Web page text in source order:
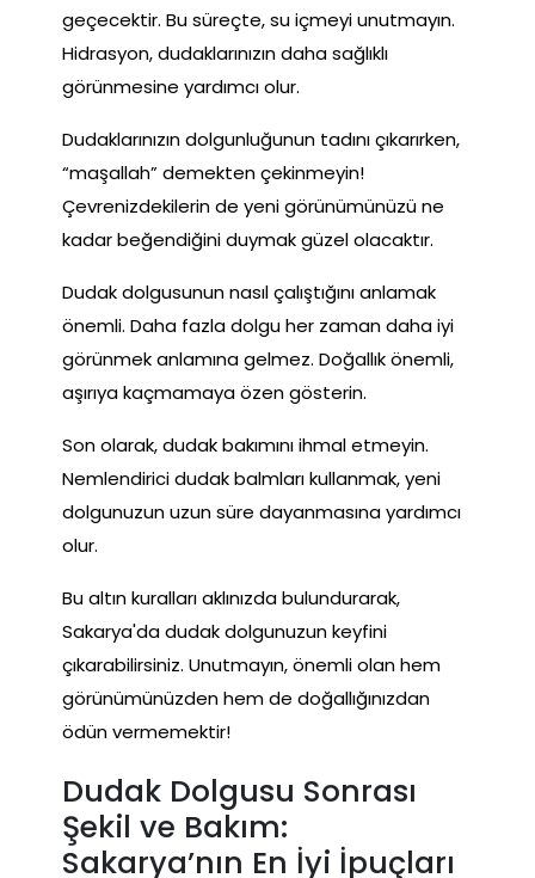
geçecektir. Bu süreçte, su içmeyi unutmayın.
Hidrasyon, dudaklarınızın daha sağlıklı
görünmesine yardımcı olur.
Dudaklarınızın dolgunluğunun tadını çıkarırken,
“maşallah” demekten çekinmeyin!
Çevrenizdekilerin de yeni görünümünüzü ne
kadar beğendiğini duymak güzel olacaktır.
Dudak dolgusunun nasıl çalıştığını anlamak
önemli. Daha fazla dolgu her zaman daha iyi
görünmek anlamına gelmez. Doğallık önemli,
aşırıya kaçmamaya özen gösterin.
Son olarak, dudak bakımını ihmal etmeyin.
Nemlendirici dudak balmları kullanmak, yeni
dolgunuzun uzun süre dayanmasına yardımcı
olur.
Bu altın kuralları aklınızda bulundurarak,
Sakarya'da dudak dolgunuzun keyfini
çıkarabilirsiniz. Unutmayın, önemli olan hem
görünümünüzden hem de doğallığınızdan
ödün vermemektir!
Dudak Dolgusu Sonrası
Şekil ve Bakım:
Sakarya’nın En İyi İpuçları